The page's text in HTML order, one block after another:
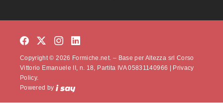
Copyright © 2026 Formiche.net. – Base per Altezza srl Corso
Vittorio Emanuele II, n. 18, Partita IVA 05831140966 |
Privacy
Policy.
Powered by